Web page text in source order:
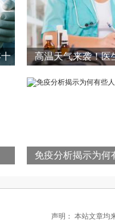
高温天气来袭！医
免疫分析揭示为何
声明： 本站文章均